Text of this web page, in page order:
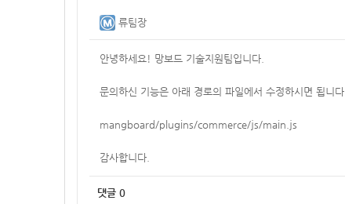
류팀장
안녕하세요! 망보드 기술지원팀입니다.
문의하신 기능은 아래 경로의 파일에서 수정하시면 됩니다.
mangboard/plugins/commerce/js/main.js
감사합니다.
댓글 0